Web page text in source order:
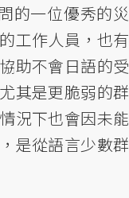
的一位優秀的災
工作人員，也有
助不會日語的受
其是更脆弱的群
況下也會因未能
是從語言少數群